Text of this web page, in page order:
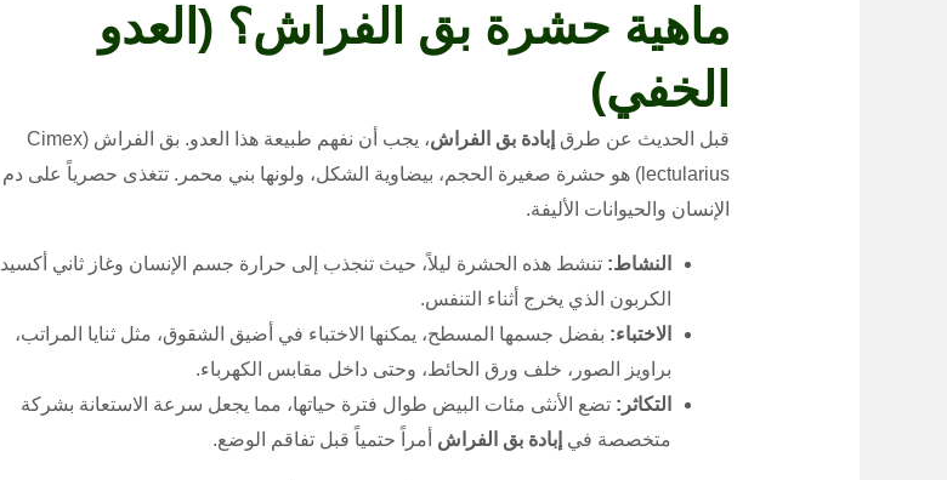
ماهية حشرة بق الفراش؟ (العدو
الخفي)
قبل الحديث عن طرق إبادة بق الفراش
، يجب أن نفهم طبيعة هذا العدو. بق الفراش (Cimex
lectularius) هو حشرة صغيرة الحجم، بيضاوية الشكل، ولونها بني محمر. تتغذى حصرياً على دم
الإنسان والحيوانات الأليفة.
النشاط: تنشط هذه الحشرة ليلاً، حيث تنجذب إلى حرارة جسم الإنسان وغاز ثاني أكسيد
الكربون الذي يخرج أثناء التنفس.
الاختباء: بفضل جسمها المسطح، يمكنها الاختباء في أضيق الشقوق، مثل ثنايا المراتب،
براويز الصور، خلف ورق الحائط، وحتى داخل مقابس الكهرباء.
التكاثر: تضع الأنثى مئات البيض طوال فترة حياتها، مما يجعل سرعة الاستعانة بشركة
متخصصة في إبادة بق الفراش أمراً حتمياً قبل تفاقم الوضع.